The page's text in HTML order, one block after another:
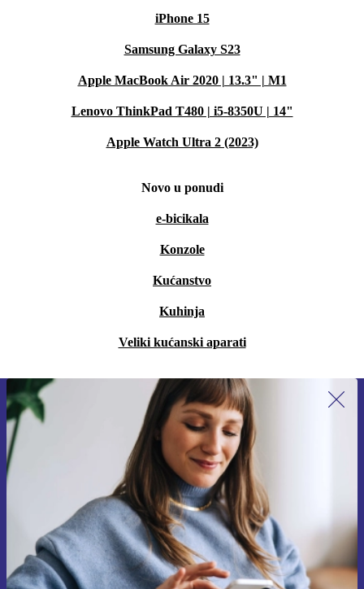
iPhone 15
Samsung Galaxy S23
Apple MacBook Air 2020 | 13.3" | M1
Lenovo ThinkPad T480 | i5-8350U | 14"
Apple Watch Ultra 2 (2023)
Novo u ponudi
e-bicikala
Konzole
Kućanstvo
Kuhinja
Veliki kućanski aparati
Prijavi se na newsletter!
Nikad više ne propusti ponudu.
Zatraži kupon
Informacije o korištenju osobnih podataka možeš pronaći u našim
Pravilima privatnosti.